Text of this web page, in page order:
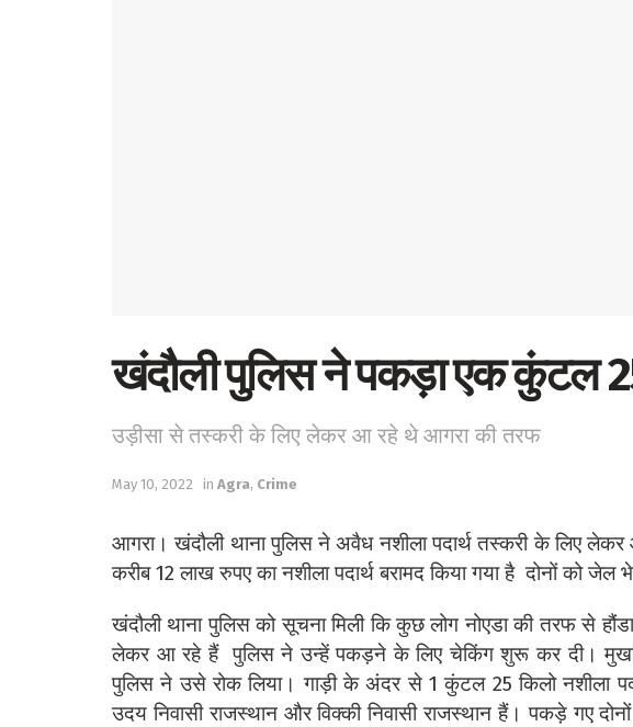
खंदौली पुलिस ने पकड़ा एक कुंटल
उड़ीसा से तस्करी के लिए लेकर आ रहे थे आगरा की तरफ
May 10, 2022 in Agra, Crime
आगरा। खंदौली थाना पुलिस ने अवैध नशीला पदार्थ तस्करी के लिए
करीब 12 लाख रुपए का नशीला पदार्थ बरामद किया गया है दोनों को जेल
खंदौली थाना पुलिस को सूचना मिली कि कुछ लोग नोएडा की तरफ से
लेकर आ रहे हैं पुलिस ने उन्हें पकड़ने के लिए चेकिंग शुरू कर दी।
पुलिस ने उसे रोक लिया। गाड़ी के अंदर से 1 कुंटल 25 किलो नशीला
उदय निवासी राजस्थान और विक्की निवासी राजस्थान हैं। पकड़े गए